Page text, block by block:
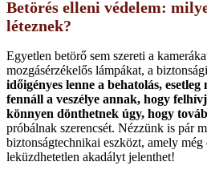
Betörés elleni védelem:
léteznek?
Egyetlen betörő sem szereti a
mozgásérzékelős lámpákat, a
időigényes lenne a behatolás,
fennáll a veszélye annak, hogy
könnyen dönthetnek úgy, hogy
próbálnak szerencsét. Nézzünk is pár
biztonságtechnikai eszközt, amely
leküzdhetetlen akadályt jelenthet!